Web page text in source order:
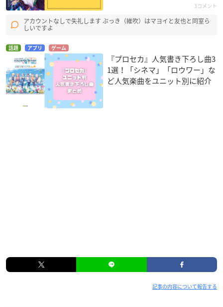
3コメント
アカウントなしで失礼します ぶっき（維吹）はマヨイと友也と同室ら
しいですよ
話題 アプリ ゲーム
『プロセカ』人気書き下ろし曲3
1選！「シネマ」「ロウワー」な
ど人気楽曲をユニット別に紹介
記事の内容について報告する